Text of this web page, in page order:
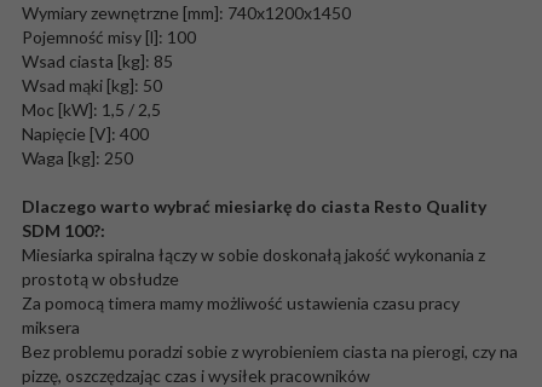
Wymiary zewnętrzne [mm]: 740x1200x1450
Pojemność misy [l]: 100
Wsad ciasta [kg]: 85
Wsad mąki [kg]: 50
Moc [kW]: 1,5 / 2,5
Napięcie [V]: 400
Waga [kg]: 250
Dlaczego warto wybrać miesiarkę do ciasta Resto Quality
SDM 100?:
Miesiarka spiralna łączy w sobie doskonałą jakość wykonania z
prostotą w obsłudze
Za pomocą timera mamy możliwość ustawienia czasu pracy
miksera
Bez problemu poradzi sobie z wyrobieniem ciasta na pierogi, czy na
pizzę, oszczędzając czas i wysiłek pracowników